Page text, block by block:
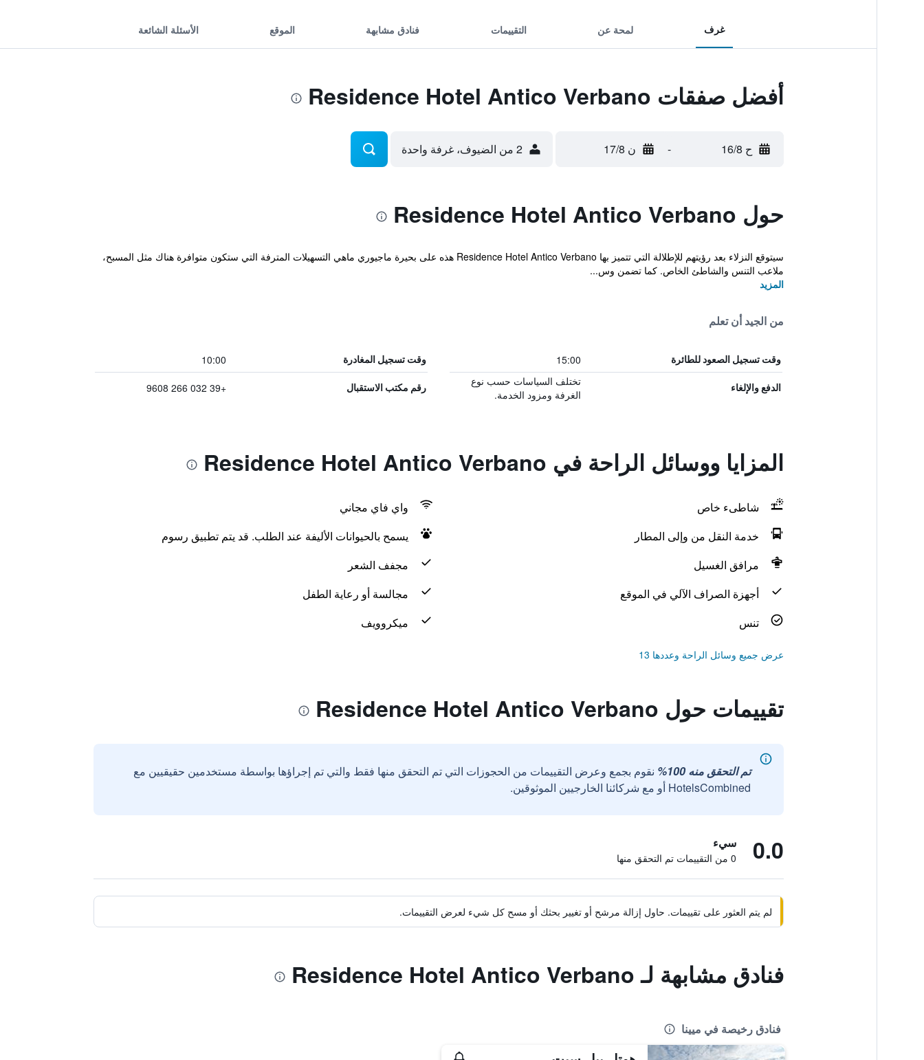
غرف لمحة عن التقييمات فنادق مشابهة الموقع الأسئلة الشائعة
أفضل صفقات Residence Hotel Antico Verbano
ح 16/8 - ن 17/8 2 من الضيوف، غرفة واحدة
حول Residence Hotel Antico Verbano
سيتوقع النزلاء بعد رؤيتهم للإطلالة التي تتميز بها Residence Hotel Antico Verbano هذه على بحيرة ماجيوري ماهي التسهيلات المترفة التي ستكون متوافرة هناك مثل المسبح،
ملاعب التنس والشاطئ الخاص. كما تضمن وس...
المزيد
من الجيد أن تعلم
وقت تسجيل الصعود للطائرة 15:00 وقت تسجيل المغادرة 10:00
الدفع والإلغاء
تختلف السياسات حسب نوع
الغرفة ومزود الخدمة.
رقم مكتب الاستقبال +39 032 266 9608
المزايا ووسائل الراحة في Residence Hotel Antico Verbano
شاطىء خاص
واي فاي مجاني
خدمة النقل من وإلى المطار
يسمح بالحيوانات الأليفة عند الطلب. قد يتم تطبيق رسوم
مرافق الغسيل
مجفف الشعر
أجهزة الصراف الآلي في الموقع
مجالسة أو رعاية الطفل
تنس
ميكروويف
عرض جميع وسائل الراحة وعددها 13
تقييمات حول Residence Hotel Antico Verbano
تم التحقق منه 100%
نقوم بجمع وعرض التقييمات من الحجوزات التي تم التحقق منها فقط والتي تم إجراؤها بواسطة مستخدمين حقيقيين مع
HotelsCombined أو مع شركائنا الخارجيين الموثوقين.
0.0 سيء
0 من التقييمات تم التحقق منها
لم يتم العثور على تقييمات. حاول إزالة مرشح أو تغيير بحثك أو مسح كل شيء لعرض التقييمات.
فنادق مشابهة لـ Residence Hotel Antico Verbano
فنادق رخيصة في ميينا